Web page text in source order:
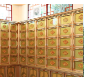
墓
缅
联系